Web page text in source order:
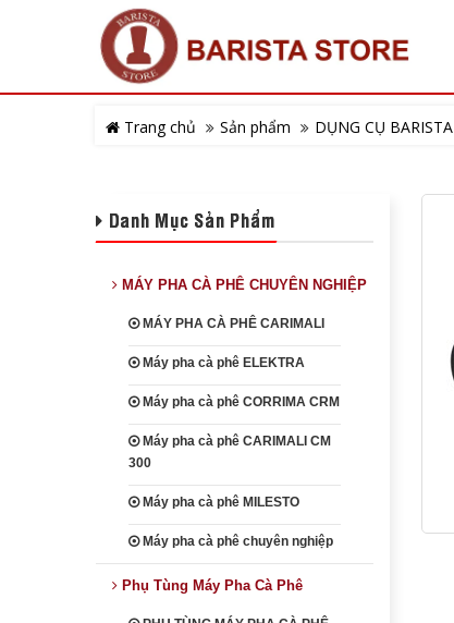
Trang chủ Sản phẩm DỤNG CỤ BARISTA
Danh Mục Sản Phẩm
MÁY PHA CÀ PHÊ CHUYÊN NGHIỆP
MÁY PHA CÀ PHÊ CARIMALI
Máy pha cà phê ELEKTRA
Máy pha cà phê CORRIMA CRM
Máy pha cà phê CARIMALI CM
300
Máy pha cà phê MILESTO
Máy pha cà phê chuyên nghiệp
Phụ Tùng Máy Pha Cà Phê